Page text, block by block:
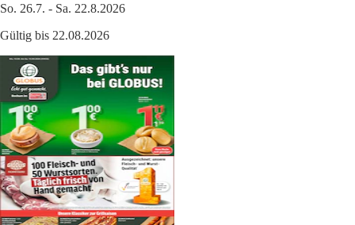
So. 26.7. - Sa. 22.8.2026
Gültig bis 22.08.2026